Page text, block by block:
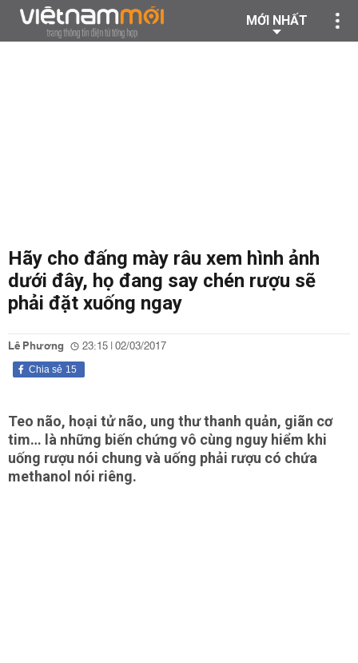
MỚI NHẤT
Hãy cho đấng mày râu xem hình ảnh
dưới đây, họ đang say chén rượu sẽ
phải đặt xuống ngay
Lê Phương 23:15 | 02/03/2017
15
Chia sẻ
Teo não, hoại tử não, ung thư thanh quản, giãn cơ
tim… là những biến chứng vô cùng nguy hiểm khi
uống rượu nói chung và uống phải rượu có chứa
methanol nói riêng.